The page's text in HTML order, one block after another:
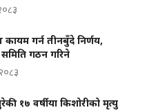
कायम गर्न तीनबुँदे निर्णय,
गठन गरिने
१७ वर्षीया किशोरीको मृत्यु